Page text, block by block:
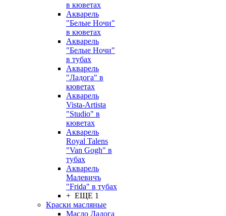
в кюветах
Акварель
"Белые Ночи"
в кюветах
Акварель
"Белые Ночи"
в тубах
Акварель
"Ладога" в
кюветах
Акварель
Vista-Artista
"Studio" в
кюветах
Акварель
Royal Talens
"Van Gogh" в
тубах
Акварель
Малевичъ
"Frida" в тубах
+ ЕЩЕ 1
Краски масляные
Масло Ладога